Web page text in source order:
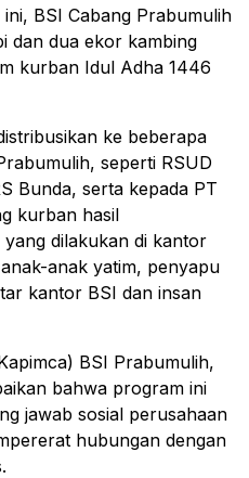
BSI Cabang Prabumulih
dan dua ekor kambing
kurban Idul Adha 1446
ke beberapa
seperti RSUD
Bunda, serta kepada PT
kurban hasil
dilakukan di kantor
anak yatim, penyapu
kantor BSI dan insan
BSI Prabumulih,
bahwa program ini
jawab sosial perusahaan
hubungan dengan